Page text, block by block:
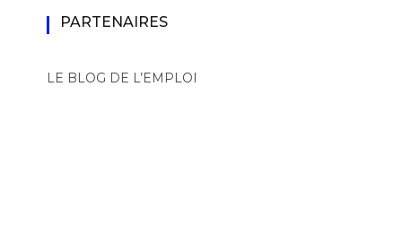
PARTENAIRES
LE BLOG DE L’EMPLOI